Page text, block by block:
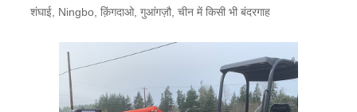
शंघाई, Ningbo, क़िंगदाओ, गुआंगज़ौ, चीन में किसी भी बंदरगाह